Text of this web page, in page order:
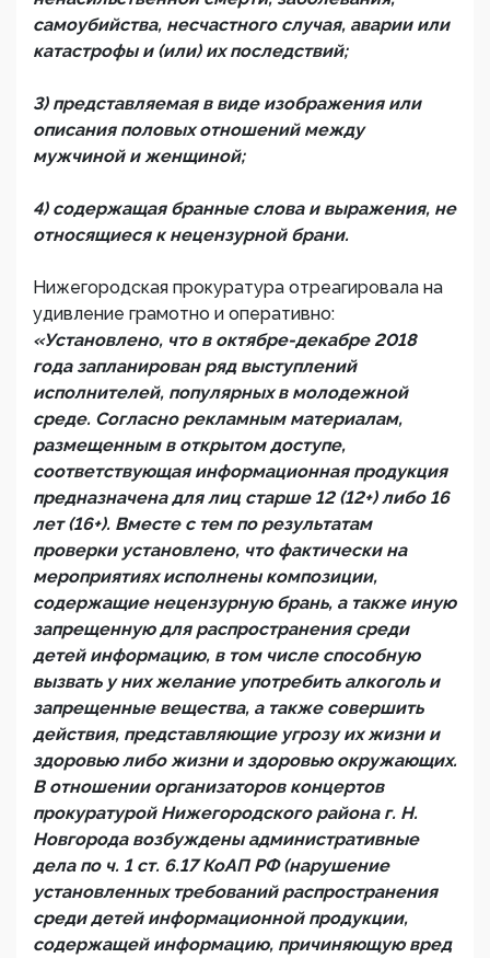
самоубийства, несчастного случая, аварии или
катастрофы и (или) их последствий;
3) представляемая в виде изображения или
описания половых отношений между
мужчиной и женщиной;
4) содержащая бранные слова и выражения, не
относящиеся к нецензурной брани.
Нижегородская прокуратура отреагировала на
удивление грамотно и оперативно:
«Установлено, что в октябре-декабре 2018
года запланирован ряд выступлений
исполнителей, популярных в молодежной
среде. Согласно рекламным материалам,
размещенным в открытом доступе,
соответствующая информационная продукция
предназначена для лиц старше 12 (12+) либо 16
лет (16+). Вместе с тем по результатам
проверки установлено, что фактически на
мероприятиях исполнены композиции,
содержащие нецензурную брань, а также иную
запрещенную для распространения среди
детей информацию, в том числе способную
вызвать у них желание употребить алкоголь и
запрещенные вещества, а также совершить
действия, представляющие угрозу их жизни и
здоровью либо жизни и здоровью окружающих.
В отношении организаторов концертов
прокуратурой Нижегородского района г. Н.
Новгорода возбуждены административные
дела по ч. 1 ст. 6.17 КоАП РФ (нарушение
установленных требований распространения
среди детей информационной продукции,
содержащей информацию, причиняющую вред